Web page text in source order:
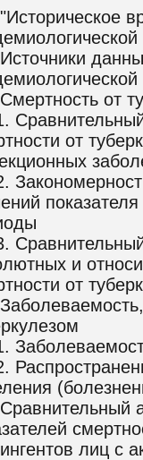
от
от
и
от
лиц с